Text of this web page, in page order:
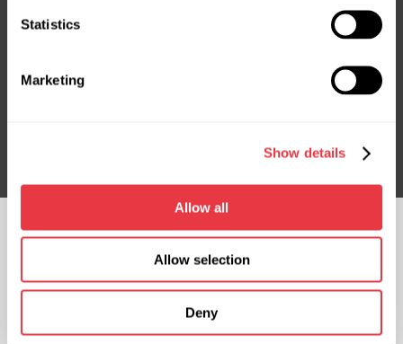
Statistics
Marketing
Show details
Allow all
Allow selection
Deny
Подпишитесь на нашу рассылку
Не пропустите эксклюзивные предложения и скидки
ПОДПИСЫВАЙТЕСЬ
ЧАТ С НАМИ
КОНТАКТЫ